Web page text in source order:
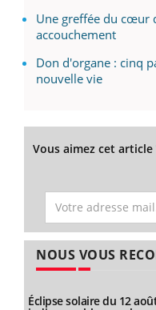
Une greffée du cœur
accouchement
Don d'organe : cinq
nouvelle vie
Vous aimez cet
NOUS VOUS
Éclipse solaire du 12